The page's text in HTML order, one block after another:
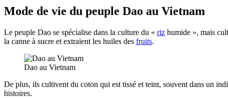
Mode de vie du peuple Dao au Vietnam
Le peuple Dao se spécialise dans la culture du « riz humide », mais
la canne à sucre et extraient les huiles des fruits.
Dao au Vietnam
De plus, ils cultivent du coton qui est tissé et teint, souvent dans un
histoires.